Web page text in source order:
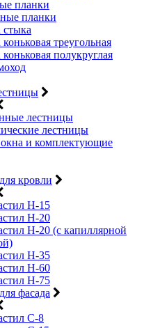
планки
планки
треугольная
полукруглая
лестницы
лестницы
и комплектующие
кровли
Н-15
Н-20
Н-20 (с капиллярной
Н-35
Н-60
Н-75
фасада
С-8